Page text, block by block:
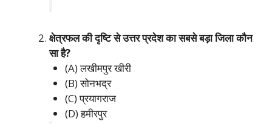
क्षेत्रफल की दृष्टि से उत्तर प्रदेश का सबसे बड़ा जिला कौन
सा है?
(A) लखीमपुर खीरी
(B) सोनभद्र
(C) प्रयागराज
(D) हमीरपुर